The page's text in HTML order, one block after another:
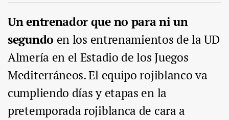
Un entrenador que no para ni un
segundo en los entrenamientos de la UD
Almería en el Estadio de los Juegos
Mediterráneos. El equipo rojiblanco va
cumpliendo días y etapas en la
pretemporada rojiblanca de cara a